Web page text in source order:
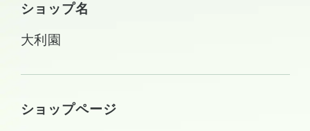
ショップ名
大利園
ショップページ